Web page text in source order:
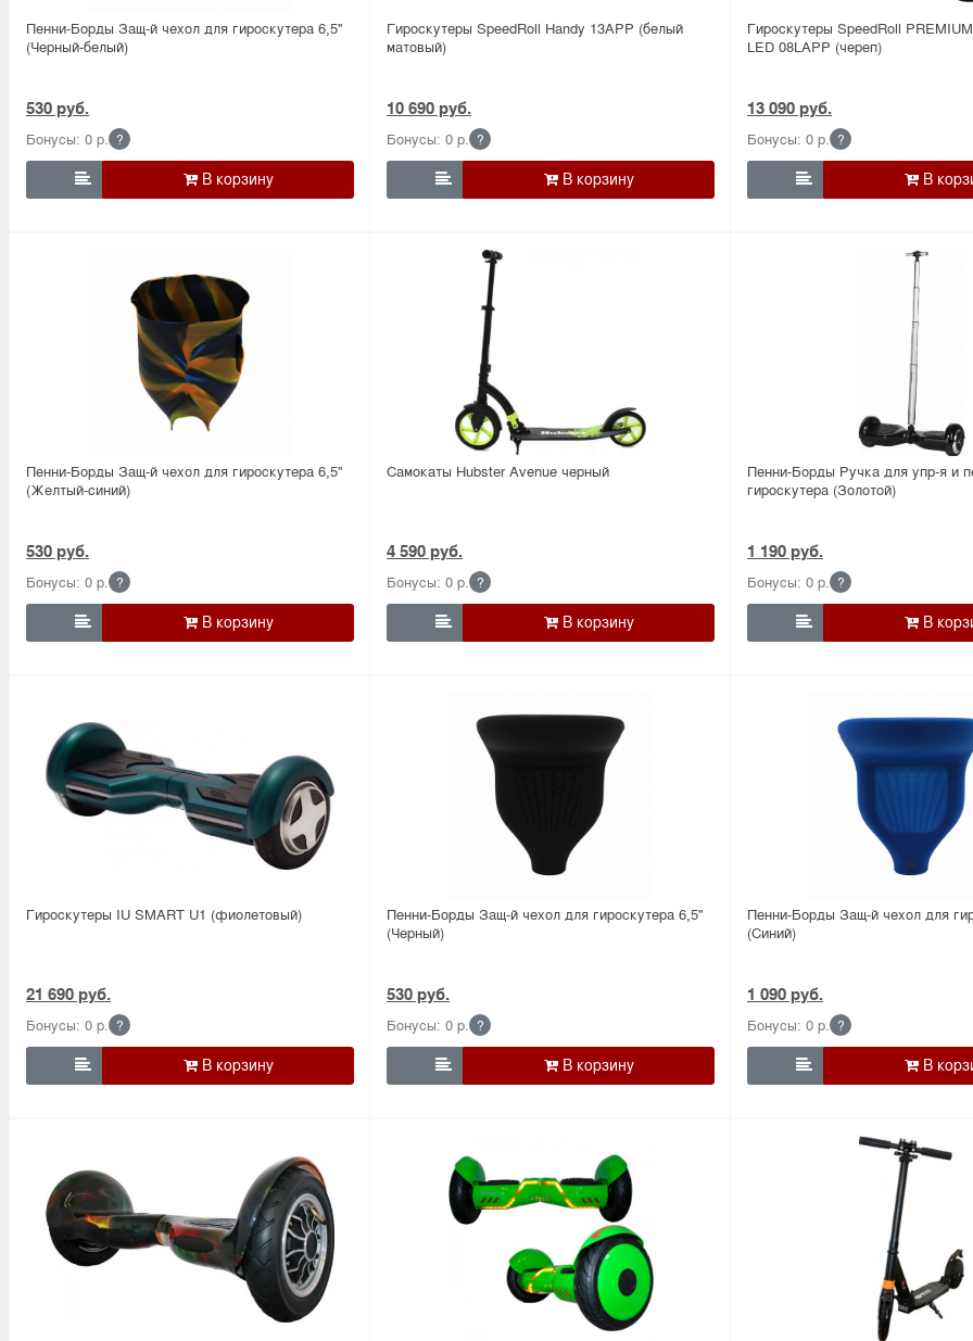
Пенни-Борды Защ-й чехол для гироскутера 6,5''
(Черный-белый)
530 руб.
Бонусы: 0 р. ?

Гироскутеры SpeedRoll Handy 13APP (белый
матовый)
10 690 руб.
Бонусы: 0 р. ?

Гироскутеры SpeedRoll
LED 08LAPP (череп)
13 090 руб.
Бонусы: 0 р. ?

Пенни-Борды Защ-й чехол для гироскутера 6,5''
(Желтый-синий)
530 руб.
Бонусы: 0 р. ?

Самокаты Hubster Avenue черный
4 590 руб.
Бонусы: 0 р. ?

Пенни-Борды Ручка для упр-я и
гироскутера (Золотой)
1 190 руб.
Бонусы: 0 р. ?

Гироскутеры IU SMART U1 (фиолетовый)
21 690 руб.
Бонусы: 0 р. ?

Пенни-Борды Защ-й чехол для гироскутера 6,5''
(Черный)
530 руб.
Бонусы: 0 р. ?

Пенни-Борды Защ-й чехол для
(Синий)
1 090 руб.
Бонусы: 0 р. ?
